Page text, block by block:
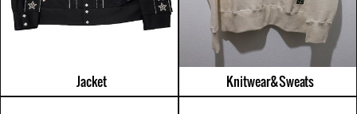
Jacket Knitwear&Sweats